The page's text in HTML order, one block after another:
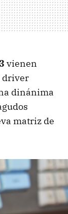
vienen
driver
dinánima
matriz de